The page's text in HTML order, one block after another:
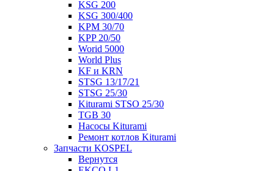
KSG 200
KSG 300/400
KPM 30/70
KPP 20/50
Worid 5000
World Plus
KF и KRN
STSG 13/17/21
STSG 25/30
Kiturami STSO 25/30
TGB 30
Насосы Kiturami
Ремонт котлов Kiturami
Запчасти KOSPEL
Вернутся